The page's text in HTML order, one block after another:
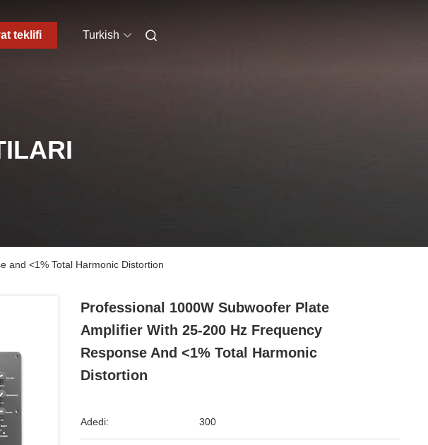
teklifi Turkish
and <1% Total Harmonic Distortion
Professional 1000W Subwoofer Plate
Amplifier With 25-200 Hz Frequency
Response And <1% Total Harmonic
Distortion
Adedi: 300